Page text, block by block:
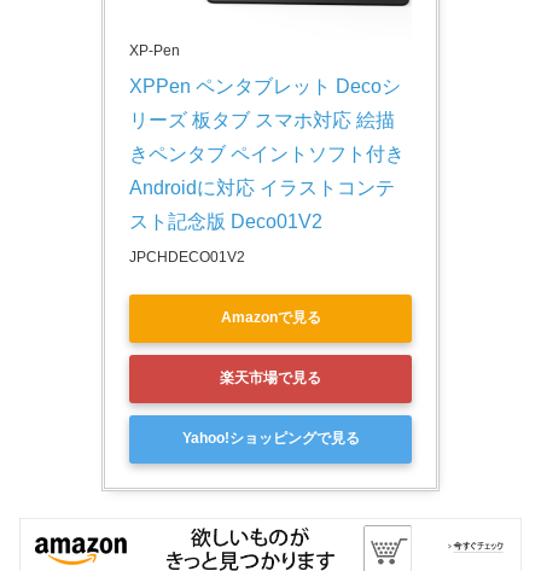
XP-Pen
XPPen ペンタブレット Decoシ
リーズ 板タブ スマホ対応 絵描
きペンタブ ペイントソフト付き
Androidに対応 イラストコンテ
スト記念版 Deco01V2
JPCHDECO01V2
Amazonで見る
楽天市場で見る
Yahoo!ショッピングで見る